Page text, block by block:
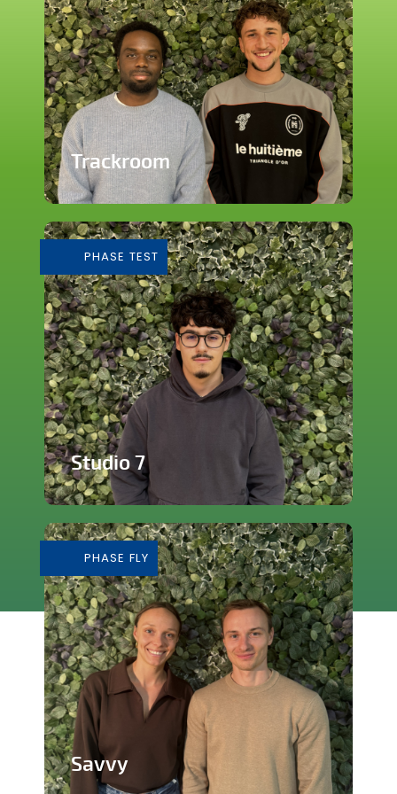
Trackroom
immersive
En savoir plus
PHASE TEST
Studio 7
de musique
En savoir plus
PHASE FLY
Savvy